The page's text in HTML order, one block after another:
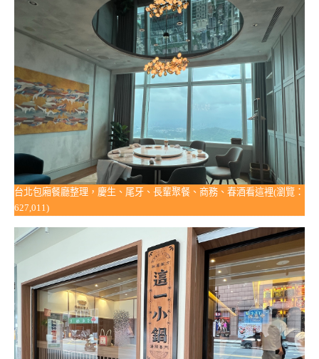
台北包廂餐廳整理，慶生、尾牙、長輩聚餐、商務、春酒看這裡(瀏覽：
627,011)